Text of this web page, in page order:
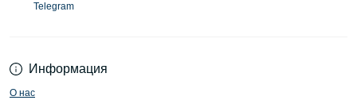
Информация
О нас
Telegram